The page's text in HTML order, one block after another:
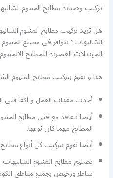
تركيب وصيانة مطابخ المنيوم
هل تريد تركيب مطابخ المنيوم
الشاليهات؟ يتوافر في مصنع
الموديلات العصرية للمطابخ
هذا و نقوم بتركيب مطابخ المنيوم
أحدث معدات العمل و أكفأ فني
أيضا نتعاقد مع فني مطابخ
المطابخ مهما كان نوعها.
أيضا نقوم بتركيب كل أنواع
تصليح مطابخ المنيوم
شاطر ورخيص بجميع مناطق